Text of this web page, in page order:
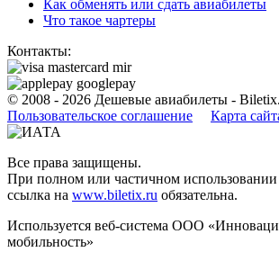
Как обменять или сдать авиабилеты
Что такое чартеры
Контакты:
© 2008 - 2026 Дешевые авиабилеты -
Пользовательское соглашениe
Карта
Все права защищены.
При полном или частичном использовании
ссылка на www.biletix.ru обязательна.
Используется веб-система ООО
мобильность»